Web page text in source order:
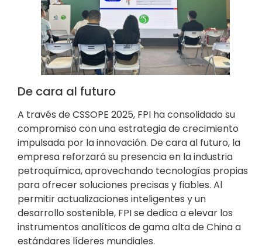
De cara al futuro
A través de CSSOPE 2025, FPI ha consolidado su
compromiso con una estrategia de crecimiento
impulsada por la innovación. De cara al futuro, la
empresa reforzará su presencia en la industria
petroquímica, aprovechando tecnologías propias
para ofrecer soluciones precisas y fiables. Al
permitir actualizaciones inteligentes y un
desarrollo sostenible, FPI se dedica a elevar los
instrumentos analíticos de gama alta de China a
estándares líderes mundiales.